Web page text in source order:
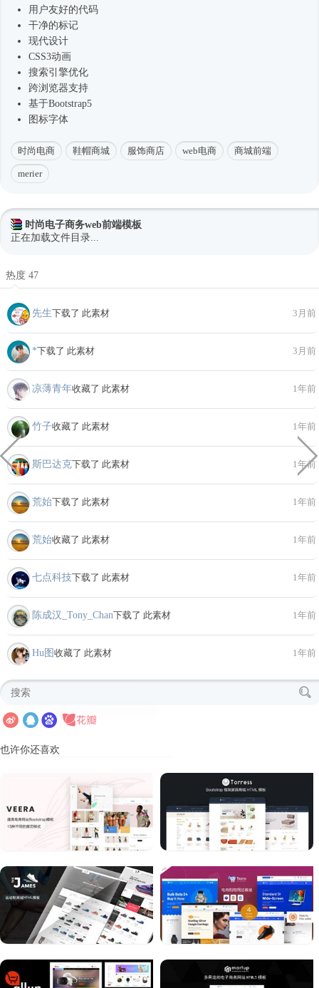
用户友好的代码
干净的标记
现代设计
CSS3动画
搜索引擎优化
跨浏览器支持
基于Bootstrap5
图标字体
时尚电商 鞋帽商城 服饰商店 web电商 商城前端
merier
时尚电子商务web前端模板
正在加载文件目录...
热度 47
先生下载了 此素材 3月前
*下载了 此素材 3月前
凉薄青年收藏了 此素材 1年前
竹子收藏了 此素材 1年前
斯巴达克下载了 此素材 1年前
荒始下载了 此素材 1年前
荒始收藏了 此素材 1年前
七点科技下载了 此素材 1年前
陈成汉_Tony_Chan下载了 此素材 1年前
Hu图 收藏了 此素材 1年前
也许你还喜欢